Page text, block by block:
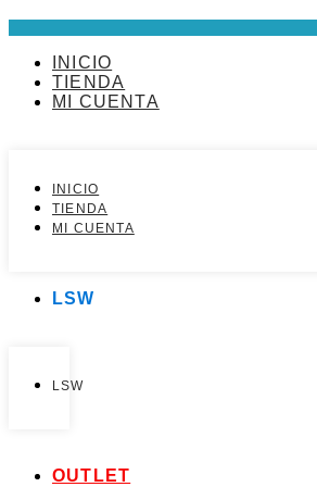
Ir
al
contenidoINICIO
TIENDA
MI CUENTA
INICIO
TIENDA
MI CUENTA
LSW
LSW
OUTLET